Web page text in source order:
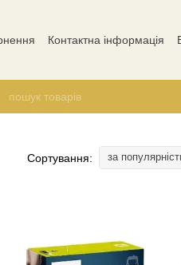
Контактна інформація
Сортування: за